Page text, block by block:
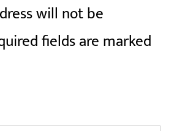
will not be
fields are marked